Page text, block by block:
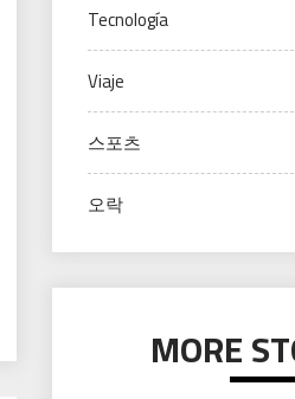
Tecnología
Viaje
스포츠
오락
MORE